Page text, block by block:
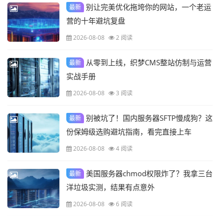
最新 别让完美优化拖垮你的网站，一个老运
营的十年避坑复盘
2026-08-08 2 阅读
最新
从零到上线，织梦CMS整站仿制与运营
实战手册
2026-08-08 3 阅读
最新 别被坑了！国内服务器SFTP慢成狗？这
份保姆级选购避坑指南，看完直接上车
2026-08-08 4 阅读
最新 美国服务器chmod权限炸了？我拿三台
洋垃圾实测，结果有点意外
2026-08-08 6 阅读